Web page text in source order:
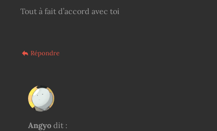
Tout à fait d’accord avec toi
Répondre
Angyo dit :